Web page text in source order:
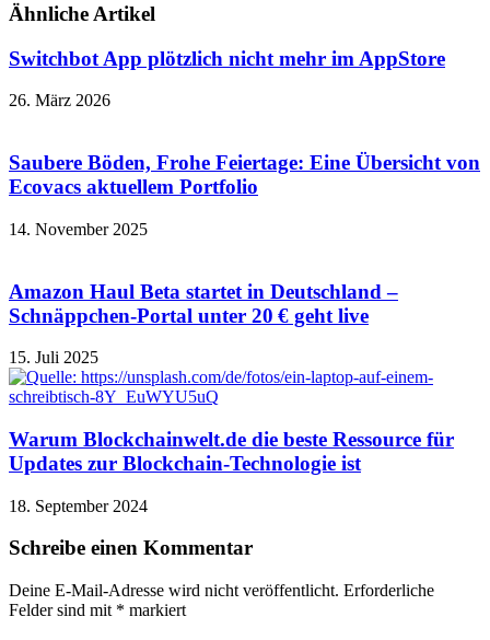
Ähnliche Artikel
Switchbot App plötzlich nicht mehr im AppStore
26. März 2026
Saubere Böden, Frohe Feiertage: Eine Übersicht von
Ecovacs aktuellem Portfolio
14. November 2025
Amazon Haul Beta startet in Deutschland –
Schnäppchen-Portal unter 20 € geht live
15. Juli 2025
Warum Blockchainwelt.de die beste Ressource für
Updates zur Blockchain-Technologie ist
18. September 2024
Schreibe einen Kommentar
Deine E-Mail-Adresse wird nicht veröffentlicht. Erforderliche
Felder sind mit * markiert